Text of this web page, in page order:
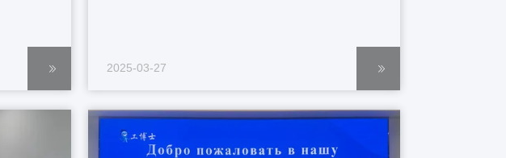
2025-03-27